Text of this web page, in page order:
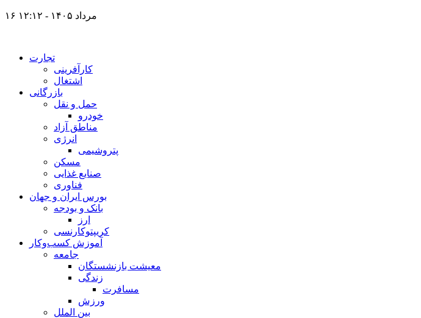
۱۶ مرداد ۱۴۰۵ - ۱۲:۱۲
تجارت
کارآفرینی
اشتغال
بازرگانی
حمل و نقل
خودرو
مناطق آزاد
انرژی
پتروشیمی
مسکن
صنایع غذایی
فناوری
بورس ایران و جهان
بانک و بودجه
ارز
کریپتوکارنسی
آموزش کسب‌وکار
جامعه
معیشت بازنشستگان
زندگی
مسافرت
ورزش
بین الملل